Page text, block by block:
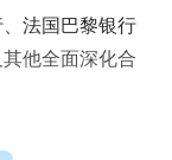
法国巴黎银行
他全面深化合